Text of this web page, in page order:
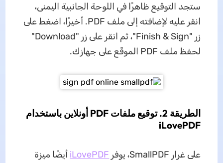
ستجد التوقيع ظاهرًا في اللوحة الجانبية اليمنى،
انقر عليه لإضافته إلى ملف PDF. أخيرًا، اضغط على
زر "Finish & Sign"، ثم انقر على زر "Download"
لحفظ ملف PDF الموقّع على جهازك.
الطريقة 2. توقيع ملفات PDF أونلاين باستخدام
iLovePDF
على غرار SmallPDF، يوفر iLovePDF أيضًا ميزة